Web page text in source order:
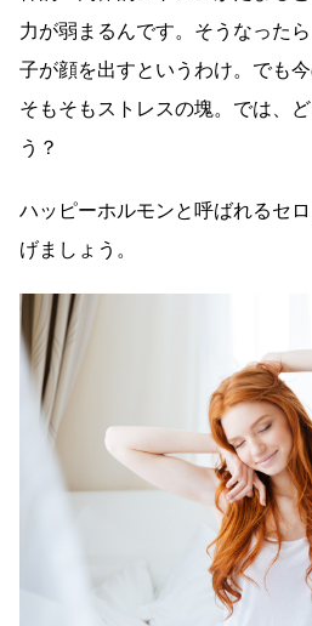
力が弱まるんです。そうなった
子が顔を出すというわけ。でも
そもそもストレスの塊。では、
う？
ハッピーホルモンと呼ばれるセ
げましょう。